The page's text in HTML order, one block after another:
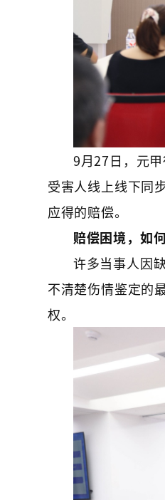
9月27日，元
受害人线上线下同
应得的赔偿。
赔偿困境，如
许多当事人因
不清楚伤情鉴定的
权。